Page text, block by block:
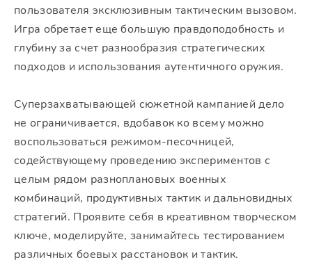
пользователя эксклюзивным тактическим вызовом.
Игра обретает еще большую правдоподобность и
глубину за счет разнообразия стратегических
подходов и использования аутентичного оружия.
Суперзахватывающей сюжетной кампанией дело
не ограничивается, вдобавок ко всему можно
воспользоваться режимом-песочницей,
содействующему проведению экспериментов с
целым рядом разноплановых военных
комбинаций, продуктивных тактик и дальновидных
стратегий. Проявите себя в креативном творческом
ключе, моделируйте, занимайтесь тестированием
различных боевых расстановок и тактик.